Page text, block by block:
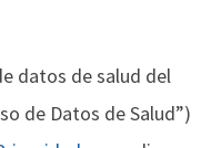
datos de salud del
de Datos de Salud”)